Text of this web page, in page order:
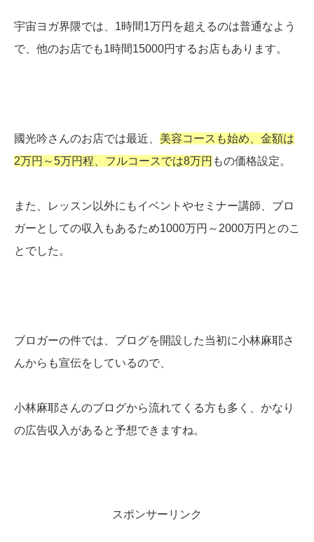
宇宙ヨガ界隈では、1時間1万円を超えるのは普通なよう
で、他のお店でも1時間15000円するお店もあります。
國光吟さんのお店では最近、 美容コースも始め、金額は
2万円～5万円程、フルコースでは8万円 もの価格設定。
また、レッスン以外にもイベントやセミナー講師、ブロ
ガーとしての収入もあるため1000万円～2000万円とのこ
とでした。
ブロガーの件では、ブログを開設した当初に小林麻耶さ
んからも宣伝をしているので、
小林麻耶さんのブログから流れてくる方も多く、かなり
の広告収入があると予想できますね。
スポンサーリンク